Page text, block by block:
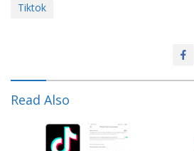
Tiktok
Read Also